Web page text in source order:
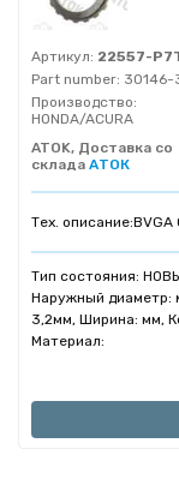
Артикул: 22557-
Part number: 30146-
Производство:
HONDA/ACURA
ATOK, Доставка со
склада АТОК
Тех. описание:
Тип состояния:
Наружный диаметр:
3,2мм, Ширина: мм,
Материал: